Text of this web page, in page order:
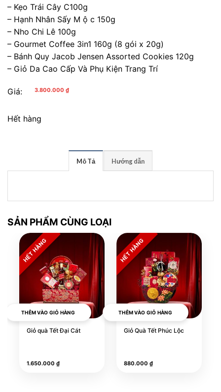
– Kẹo Trái Cây C100g
– Hạnh Nhân Sấy M ộ c 150g
– Nho Chi Lê 100g
– Gourmet Coffee 3in1 160g (8 gói x 20g)
– Bánh Quy Jacob Jensen Assorted Cookies 120g
– Giỏ Da Cao Cấp Và Phụ Kiện Trang Trí
Giá: 3.800.000 ₫
Hết hàng
Mô Tả Hướng dẫn
SẢN PHẨM CÙNG LOẠI
Giỏ quà Tết Đại Cát
1.650.000 ₫
THÊM VÀO GIỎ HÀNG
Giỏ Quà Tết Phúc Lộc
880.000 ₫
THÊM VÀO GIỎ HÀNG